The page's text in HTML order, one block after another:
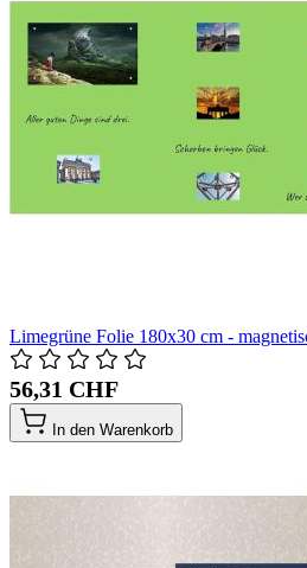
Limegrüne Folie 180x30 cm -
56,31 CHF
In den Warenkorb